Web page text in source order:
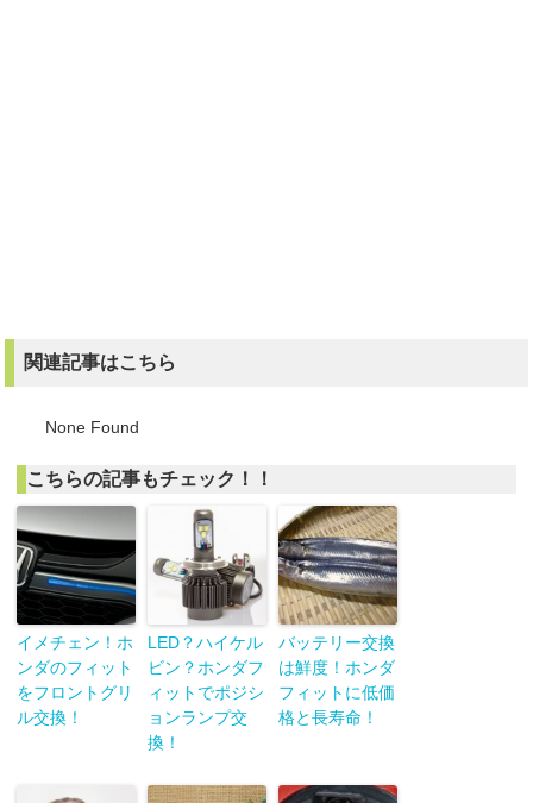
関連記事はこちら
None Found
こちらの記事もチェック！！
イメチェン！ホ
ンダのフィット
をフロントグリ
ル交換！
LED？ハイケル
ビン？ホンダフ
ィットでポジシ
ョンランプ交
換！
バッテリー交換
は鮮度！ホンダ
フィットに低価
格と長寿命！